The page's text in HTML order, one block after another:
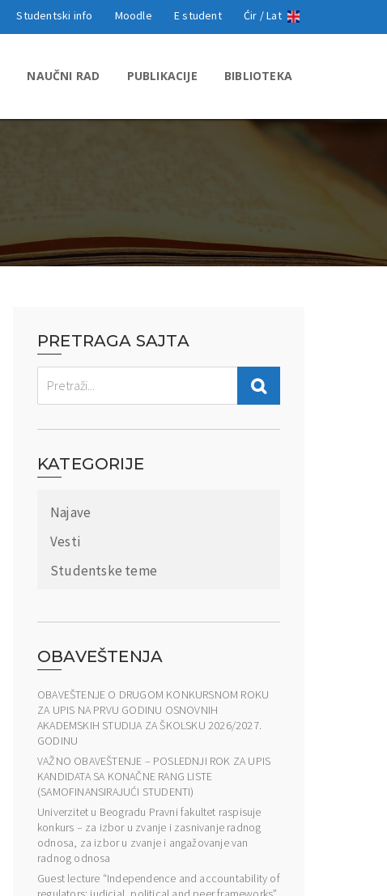
Studentski info Moodle E student Ćir /Lat
NAUČNI RAD PUBLIKACIJE BIBLIOTEKA
PRETRAGA SAJTA
KATEGORIJE
Najave
Vesti
Studentske teme
OBAVEŠTENJA
OBAVEŠTENJE O DRUGOM KONKURSNOM ROKU
ZA UPIS NA PRVU GODINU OSNOVNIH
AKADEMSKIH STUDIJA ZA ŠKOLSKU 2026/2027.
GODINU
VAŽNO OBAVEŠTENJE – POSLEDNJI ROK ZA UPIS
KANDIDATA SA KONAČNE RANG LISTE
(SAMOFINANSIRAJUĆI STUDENTI)
Univerzitet u Beogradu Pravni fakultet raspisuje
konkurs – za izbor u zvanje i zasnivanje radnog
odnosa, za izbor u zvanje i angažovanje van
radnog odnosa
Guest lecture “Independence and accountability of